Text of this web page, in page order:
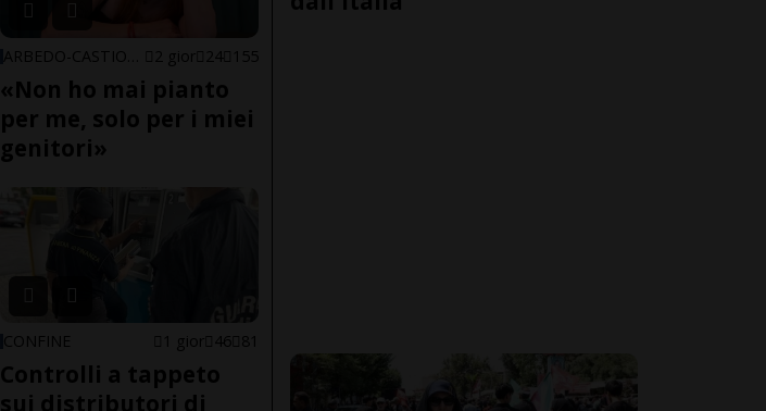
2 gior 24 155
«Non ho mai pianto
per me, solo per i miei
genitori»
CONFINE 1 gior 46 81
Controlli a tappeto
sui distributori di